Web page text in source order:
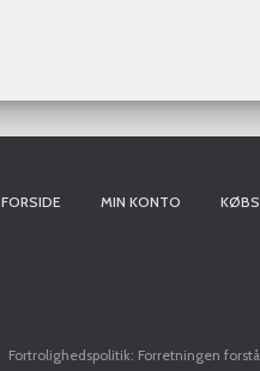
FORSIDE MIN KONTO
Fortrolighedspolitik: Forretningen